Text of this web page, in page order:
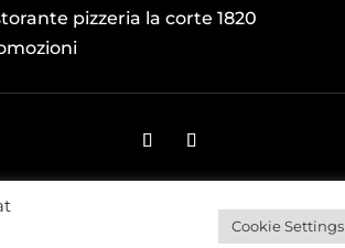
pizzeria la corte 1820
Cookie Settings